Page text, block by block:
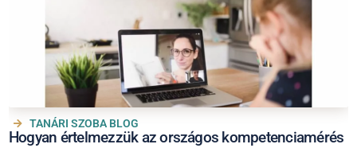
TANÁRI SZOBA BLOG
Hogyan értelmezzük az országos kompetenciamérés